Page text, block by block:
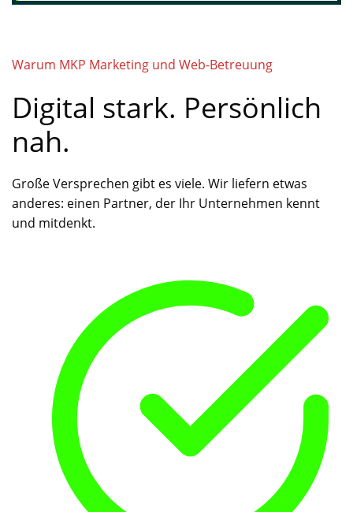
Warum MKP Marketing und Web-Betreuung
Digital stark. Persönlich
nah.
Große Versprechen gibt es viele. Wir liefern etwas
anderes: einen Partner, der Ihr Unternehmen kennt
und mitdenkt.